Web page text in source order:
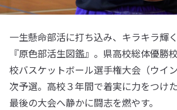
一生懸命部活に打ち込み、キラキラ輝
『原色部活生図鑑』。県高校総体優勝
校バスケットボール選手権大会（ウイ
次予選。高校３年間で着実に力をつけ
最後の大会へ静かに闘志を燃やす。